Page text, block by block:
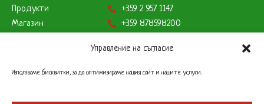
Управление на съгласие
Използваме бисквитки, за да оптимизираме нашия сайт и нашите услуги.
Продукти
Магазин
Начини на плащане
+359 2 957 1147
+359 878598200
info@remcobg.com